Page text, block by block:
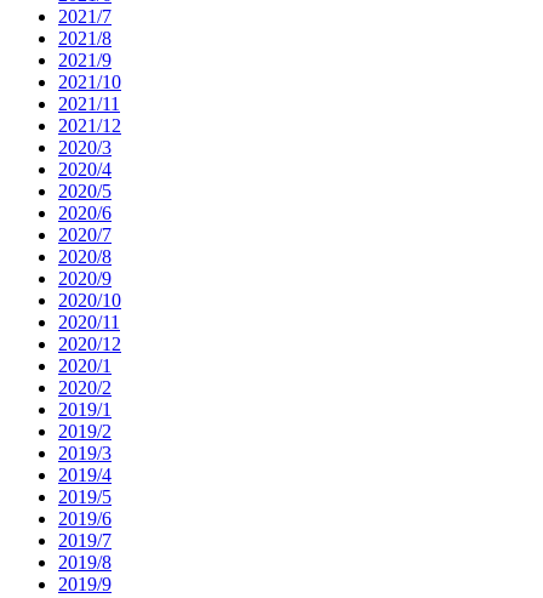
2021/7
2021/8
2021/9
2021/10
2021/11
2021/12
2020/3
2020/4
2020/5
2020/6
2020/7
2020/8
2020/9
2020/10
2020/11
2020/12
2020/1
2020/2
2019/1
2019/2
2019/3
2019/4
2019/5
2019/6
2019/7
2019/8
2019/9